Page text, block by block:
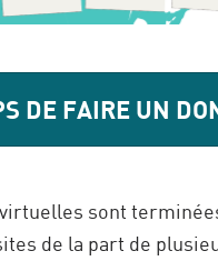
DE FAIRE UN
sont
de la part de